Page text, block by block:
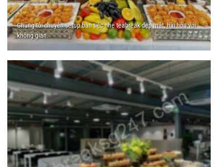
Chúng tôi chuyên setup bàn tiệc nhẹ teabreak đẹp mắt, hài hòa với
không gian.